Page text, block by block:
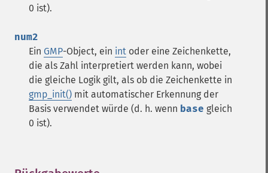
0 ist).
num2
Ein GMP-Object, ein int oder eine Zeichenkette,
die als Zahl interpretiert werden kann, wobei
die gleiche Logik gilt, als ob die Zeichenkette in
gmp_init() mit automatischer Erkennung der
Basis verwendet würde (d. h. wenn base gleich
0 ist).